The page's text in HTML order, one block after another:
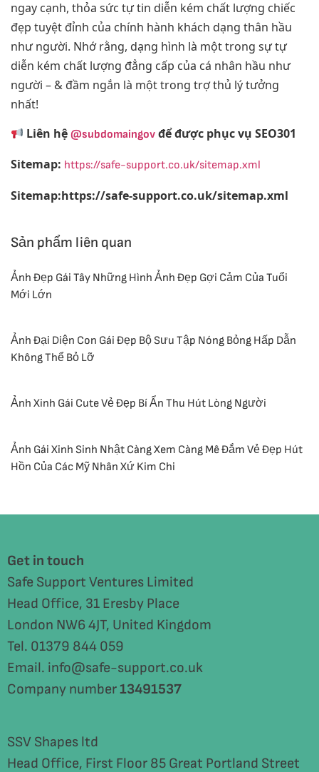
ngay cạnh, thỏa sức tự tin diễn kém chất lượng chiếc
đẹp tuyệt đỉnh của chính hành khách dạng thân hầu
như người. Nhớ rằng, dạng hình là một trong sự tự
diễn kém chất lượng đẳng cấp của cá nhân hầu như
người – & đầm ngắn là một trong trợ thủ lý tưởng
nhất!
Liên hệ@subdomaingov để được phục vụ SEO301
Sitemap: https://safe-support.co.uk/sitemap.xml
Sitemap:https://safe-support.co.uk/sitemap.xml
Sản phẩm liên quan
Ảnh Đẹp Gái Tây Những Hình Ảnh Đẹp Gợi Cảm Của Tuổi
Mới Lớn
Ảnh Đại Diện Con Gái Đẹp Bộ Sưu Tập Nóng Bỏng Hấp Dẫn
Không Thể Bỏ Lỡ
Ảnh Xinh Gái Cute Vẻ Đẹp Bí Ẩn Thu Hút Lòng Người
Ảnh Gái Xinh Sinh Nhật Càng Xem Càng Mê Đắm Vẻ Đẹp Hút
Hồn Của Các Mỹ Nhân Xứ Kim Chi
Get in touch
Safe Support Ventures Limited
Head Office, 31 Eresby Place
London NW6 4JT, United Kingdom
Tel. 01379 844 059
Email. info@safe-support.co.uk
Company number13491537
SSV Shapes ltd
Head Office, First Floor 85 Great Portland Street